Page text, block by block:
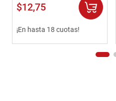
$12,75
¡En hasta 18 cuotas!